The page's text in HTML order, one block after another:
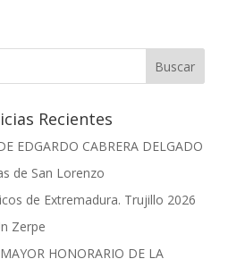
Recientes
EDGARDO CABRERA DELGADO
de San Lorenzo
de Extremadura. Trujillo 2026
Zerpe
HONORARIO DE LA